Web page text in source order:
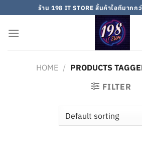
to
content
ร้าน 198 IT STORE สิ้นค้าไอทีมากก
HOME / PRODUCTS
FILTER